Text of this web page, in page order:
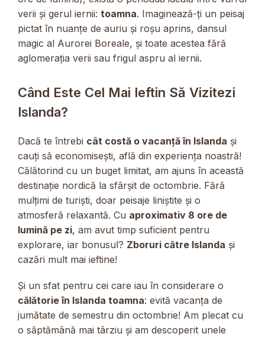
verii și gerul iernii: toamna. Imaginează-ți un peisaj
pictat în nuanțe de auriu și roșu aprins, dansul
magic al Aurorei Boreale, și toate acestea fără
aglomerația verii sau frigul aspru al iernii.
Când Este Cel Mai Ieftin Să Vizitezi
Islanda?
Dacă te întrebi cât costă o vacanță în Islanda și
cauți să economisești, află din experiența noastră!
Călătorind cu un buget limitat, am ajuns în această
destinație nordică la sfârșit de octombrie. Fără
mulțimi de turiști, doar peisaje liniștite și o
atmosferă relaxantă. Cu aproximativ 8 ore de
lumină pe zi, am avut timp suficient pentru
explorare, iar bonusul? Zboruri către Islanda și
cazări mult mai ieftine!
Și un sfat pentru cei care iau în considerare o
călătorie în Islanda toamna: evită vacanța de
jumătate de semestru din octombrie! Am plecat cu
o săptămână mai târziu și am descoperit unele